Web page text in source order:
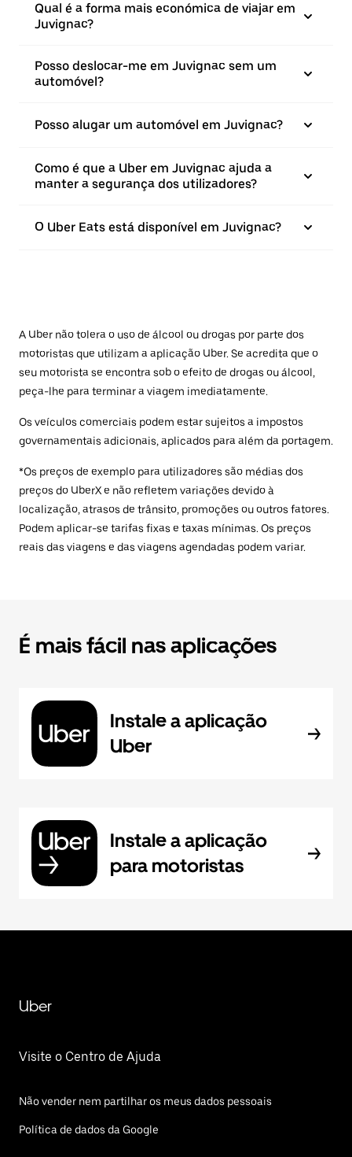
Qual é a forma mais económica de viajar em
Juvignac?
Posso deslocar-me em Juvignac sem um
automóvel?
Posso alugar um automóvel em Juvignac?
Como é que a Uber em Juvignac ajuda a
manter a segurança dos utilizadores?
O Uber Eats está disponível em Juvignac?
A Uber não tolera o uso de álcool ou drogas por parte dos
motoristas que utilizam a aplicação Uber. Se acredita que o
seu motorista se encontra sob o efeito de drogas ou álcool,
peça-lhe para terminar a viagem imediatamente.
Os veículos comerciais podem estar sujeitos a impostos
governamentais adicionais, aplicados para além da portagem.
*Os preços de exemplo para utilizadores são médias dos
preços do UberX e não refletem variações devido à
localização, atrasos de trânsito, promoções ou outros fatores.
Podem aplicar-se tarifas fixas e taxas mínimas. Os preços
reais das viagens e das viagens agendadas podem variar.
É mais fácil nas aplicações
Instale a aplicação
Uber
Instale a aplicação
para motoristas
Uber
Visite o Centro de Ajuda
Não vender nem partilhar os meus dados pessoais
Política de dados da Google